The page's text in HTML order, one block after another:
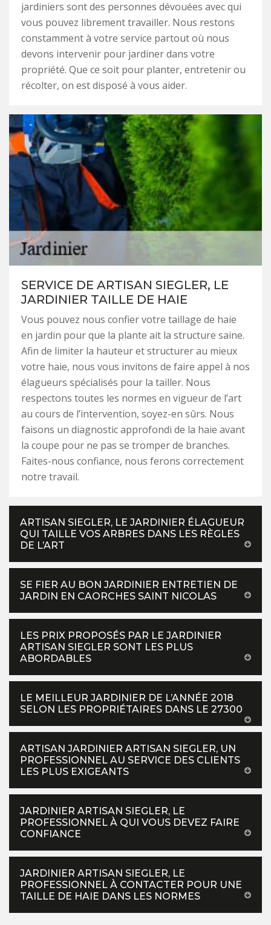
jardiniers sont des personnes dévouées avec qui
vous pouvez librement travailler. Nous restons
constamment à votre service partout où nous
devons intervenir pour jardiner dans votre
propriété. Que ce soit pour planter, entretenir ou
récolter, on est disposé à vous aider.
SERVICE DE ARTISAN SIEGLER, LE
JARDINIER TAILLE DE HAIE
Vous pouvez nous confier votre taillage de haie
en jardin pour que la plante ait la structure saine.
Afin de limiter la hauteur et structurer au mieux
votre haie, nous vous invitons de faire appel à nos
élagueurs spécialisés pour la tailler. Nous
respectons toutes les normes en vigueur de l’art
au cours de l’intervention, soyez-en sûrs. Nous
faisons un diagnostic approfondi de la haie avant
la coupe pour ne pas se tromper de branches.
Faites-nous confiance, nous ferons correctement
notre travail.
ARTISAN SIEGLER, LE JARDINIER ÉLAGUEUR
QUI TAILLE VOS ARBRES DANS LES RÈGLES
DE L’ART
SE FIER AU BON JARDINIER ENTRETIEN DE
JARDIN EN CAORCHES SAINT NICOLAS
LES PRIX PROPOSÉS PAR LE JARDINIER
ARTISAN SIEGLER SONT LES PLUS
ABORDABLES
LE MEILLEUR JARDINIER DE L’ANNÉE 2018
SELON LES PROPRIÉTAIRES DANS LE 27300
ARTISAN JARDINIER ARTISAN SIEGLER, UN
PROFESSIONNEL AU SERVICE DES CLIENTS
LES PLUS EXIGEANTS
JARDINIER ARTISAN SIEGLER, LE
PROFESSIONNEL À QUI VOUS DEVEZ FAIRE
CONFIANCE
JARDINIER ARTISAN SIEGLER, LE
PROFESSIONNEL À CONTACTER POUR UNE
TAILLE DE HAIE DANS LES NORMES